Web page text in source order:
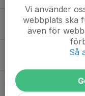
Holger Gustin
Lennox Krantz
Vi använder
webbplats ska
även för
Så